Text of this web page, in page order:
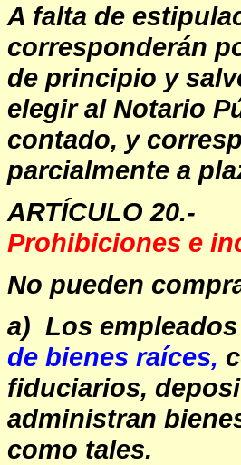
A falta de
corresponderán
de principio y
elegir al Notario
contado, y
parcialmente a
ARTÍCULO 20.-
Prohibiciones e
No pueden
a) Los
de bienes raíces,
fiduciarios,
administran
como tales.